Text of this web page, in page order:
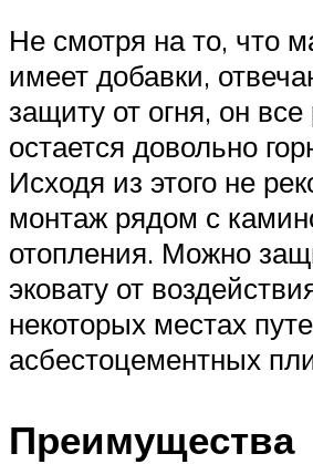
Не смотря на то, что
имеет добавки,
защиту от огня, он все
остается довольно
Исходя из этого не
монтаж рядом с
отопления. Можно
эковату от
некоторых местах
асбестоцементных
Преимущества